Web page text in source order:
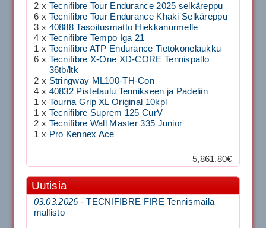
2 x Tecnifibre Tour Endurance 2025 selkäreppu
6 x Tecnifibre Tour Endurance Khaki Selkäreppu
3 x 40888 Tasoitusmatto Hiekkanurmelle
4 x Tecnifibre Tempo Iga 21
1 x Tecnifibre ATP Endurance Tietokonelaukku
6 x Tecnifibre X-One XD-CORE Tennispallo
36tb/ltk
2 x Stringway ML100-TH-Con
4 x 40832 Pistetaulu Tennikseen ja Padeliin
1 x Tourna Grip XL Original 10kpl
1 x Tecnifibre Suprem 125 CurV
2 x Tecnifibre Wall Master 335 Junior
1 x Pro Kennex Ace
5,861.80€
Uutisia
03.03.2026 -TECNIFIBRE FIRE Tennismaila
mallisto